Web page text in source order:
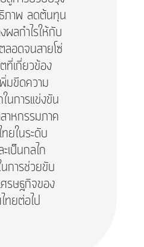
ภาพ ลดต้นทุน
ผลกำไรให้กับ
อดจนสายโซ่
ที่เกี่ยวข้อง
พิ่มขีดความ
นการแข่งขัน
าหกรรมภาค
ยในระดับ
เป็นกลไก
การช่วยขับ
ศรษฐกิจของ
ทยต่อไป